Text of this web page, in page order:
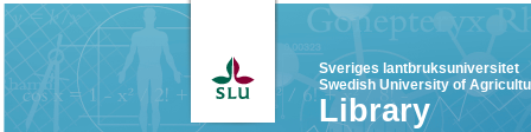
Sveriges lantbruksuniversitet
Swedish University of
Library